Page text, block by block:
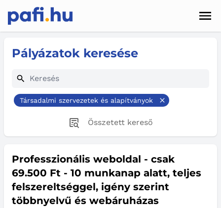
Sötét mód
Pályázatok keresése
Társadalmi szervezetek és alapítványok
Összetett kereső
Professzionális weboldal - csak
69.500 Ft - 10 munkanap alatt, teljes
felszereltséggel, igény szerint
többnyelvű és webáruházas